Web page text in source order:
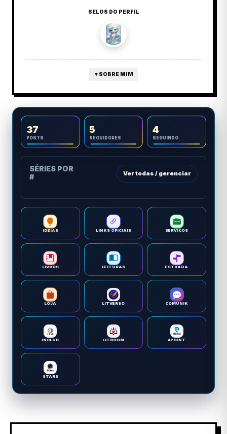
SELOS DO PERFIL
▼ SOBRE MIM
37
POSTS
5
SEGUIDORES
4
SEGUINDO
SÉRIES POR
#
Ver todas / gerenciar
IDEIAS LINKS OFICIAIS SERVIÇOS
LIVROS LEITURAS ESTRADA
LOJA LITVERSO COMUNIK
INCLUB LITBOOM 4POINT
STARS